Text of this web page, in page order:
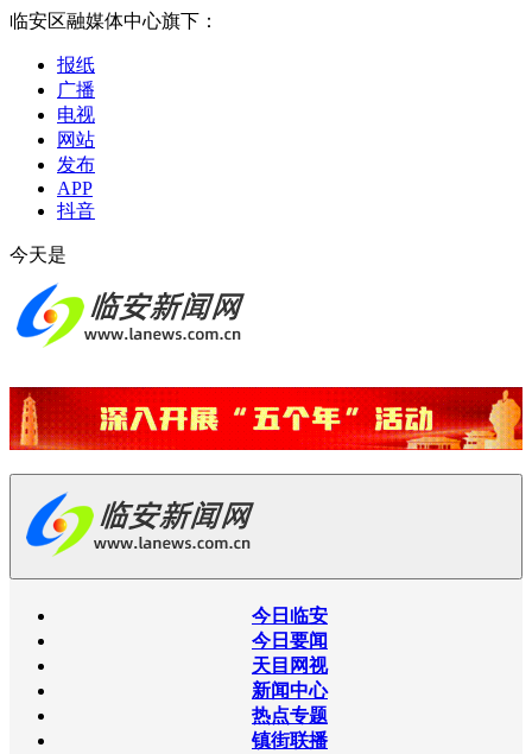
临安区融媒体中心旗下：
报纸
广播
电视
网站
发布
APP
抖音
今天是
今日临安
今日要闻
天目网视
新闻中心
热点专题
镇街联播